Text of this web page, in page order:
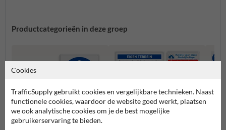
Productcategorieën in deze groep
Cookies
TrafficSupply gebruikt cookies en vergelijkbare technieken. Naast
functionele cookies, waardoor de website goed werkt, plaatsen
we ook analytische cookies om je de best mogelijke
gebruikerservaring te bieden.